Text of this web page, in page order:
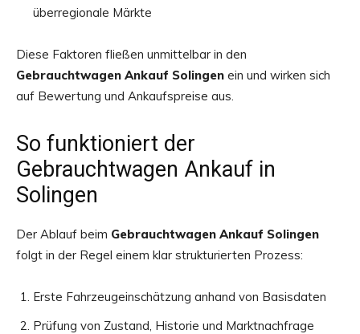
überregionale Märkte
Diese Faktoren fließen unmittelbar in den
Gebrauchtwagen Ankauf Solingen ein und wirken sich
auf Bewertung und Ankaufspreise aus.
So funktioniert der
Gebrauchtwagen Ankauf in
Solingen
Der Ablauf beim Gebrauchtwagen Ankauf Solingen
folgt in der Regel einem klar strukturierten Prozess:
Erste Fahrzeugeinschätzung anhand von Basisdaten
Prüfung von Zustand, Historie und Marktnachfrage